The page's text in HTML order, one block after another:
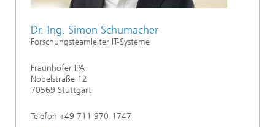
Dr.-Ing. Simon Schumacher
Forschungsteamleiter IT-Systeme
Fraunhofer IPA
Nobelstraße 12
70569 Stuttgart
Telefon +49 711 970-1747